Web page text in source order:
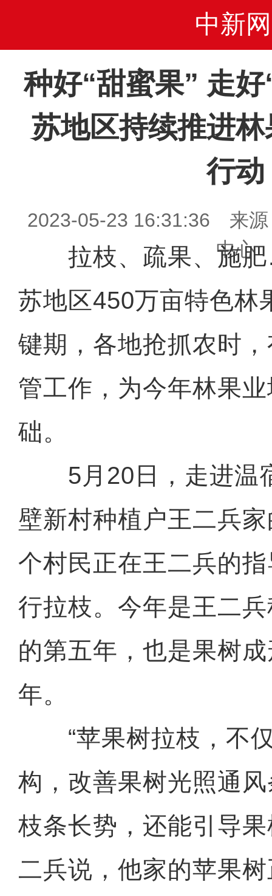
中新网
种好“甜蜜果” 走
苏地区持续推进
行动
2023-05-23 16:31:36 来源
中心
拉枝、疏果、施
苏地区450万亩特色林
键期，各地抢抓农时
管工作，为今年林果
础。
5月20日，走进温
壁新村种植户王二兵
个村民正在王二兵的
行拉枝。今年是王二
的第五年，也是果树
年。
“苹果树拉枝，不仅
构，改善果树光照通
枝条长势，还能引导
二兵说，他家的苹果